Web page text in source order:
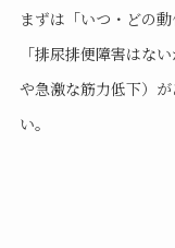
まずは「いつ・どの
「排尿排便障害はな
や急激な筋力低下）
い。